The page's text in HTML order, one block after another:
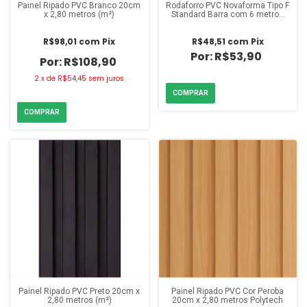
Painel Ripado PVC Branco 20cm
x 2,80 metros (m²)
R$108,90
R$98,01 com Pix
2 xde R$54,45 sem juros
Rodaforro PVC Novaforma Tipo F
Standard Barra com 6 metros
R$53,90
R$48,51 com Pix
Painel Ripado PVC Preto 20cm x
2,80 metros (m²)
Painel Ripado PVC Cor Peroba
20cm x 2,80 metros Polytech